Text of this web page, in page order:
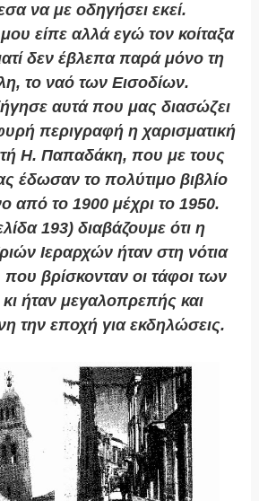
να με οδηγήσει εκεί.
είπε αλλά εγώ τον κοίταξα
δεν έβλεπα παρά μόνο τη
το ναό των Εισοδίων.
αυτά που μας διασώζει
περιγραφή η χαρισματική
Η. Παπαδάκη, που με τους
έδωσαν το πολύτιμο βιβλίο
από το 1900 μέχρι το 1950.
193) διαβάζουμε ότι η
Ιεραρχών ήταν στη νότια
βρίσκονταν οι τάφοι των
ήταν μεγαλοπρεπής και
την εποχή για εκδηλώσεις.